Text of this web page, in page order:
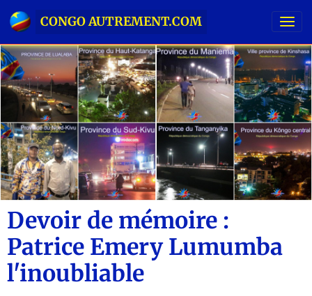
CONGO AUTREMENT.COM
Devoir de mémoire :
Patrice Emery Lumumba
l'inoubliable